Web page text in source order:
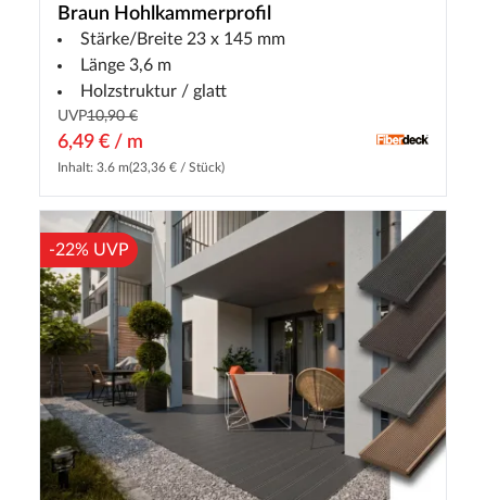
Braun Hohlkammerprofil
Stärke/Breite 23 x 145 mm
Länge 3,6 m
Holzstruktur / glatt
UVP10,90 €
6,49 € / m
Inhalt: 3.6 m(23,36 € / Stück)
-22% UVP